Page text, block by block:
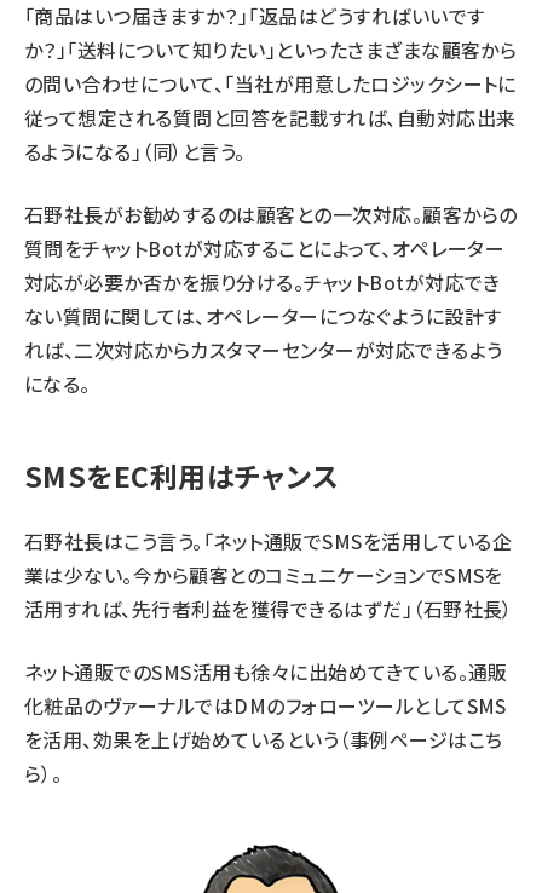
「商品はいつ届きますか？」「返品はどうすればいいです
か？」「送料について知りたい」といったさまざまな顧客から
の問い合わせについて、「当社が用意したロジックシートに
従って想定される質問と回答を記載すれば、自動対応出来
るようになる」（同）と言う。
石野社長がお勧めするのは顧客との一次対応。顧客からの
質問をチャットBotが対応することによって、オペレーター
対応が必要か否かを振り分ける。チャットBotが対応でき
ない質問に関しては、オペレーターにつなぐように設計す
れば、二次対応からカスタマーセンターが対応できるよう
になる。
SMSをEC利用はチャンス
石野社長はこう言う。「ネット通販でSMSを活用している企
業は少ない。今から顧客とのコミュニケーションでSMSを
活用すれば、先行者利益を獲得できるはずだ」（石野社長）
ネット通販でのSMS活用も徐々に出始めてきている。通販
化粧品のヴァーナルではDMのフォローツールとしてSMS
を活用、効果を上げ始めているという（事例ページはこち
ら）。